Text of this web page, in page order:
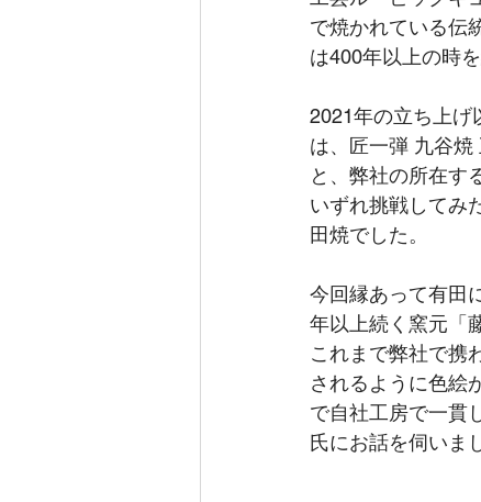
で焼かれている伝
は400年以上の時
2021年の立ち上げ
は、匠一弾 九谷
と、弊社の所在す
いずれ挑戦してみ
田焼でした。
今回縁あって有田
年以上続く窯元「
これまで弊社で携
されるように色絵
で自社工房で一貫
氏にお話を伺いま